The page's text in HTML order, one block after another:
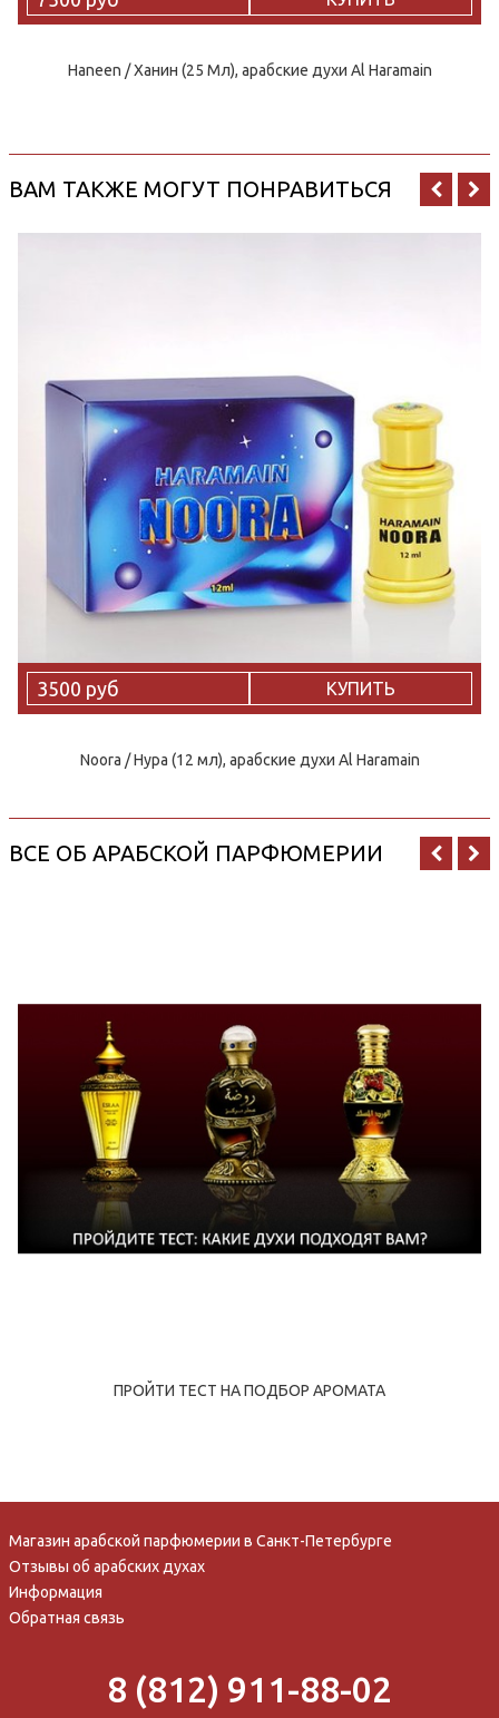
Haneen / Ханин (25 Мл), арабские духи Al Haramain
ВАМ ТАКЖЕ МОГУТ ПОНРАВИТЬСЯ
3500 руб КУПИТЬ
Noora / Нура (12 мл), арабские духи Al Haramain
ВСЕ ОБ АРАБСКОЙ ПАРФЮМЕРИИ
ПРОЙТИ ТЕСТ НА ПОДБОР АРОМАТА
Магазин арабской парфюмерии в Санкт-Петербурге
Отзывы об арабских духах
Информация
Обратная связь
8 (812) 911-88-02